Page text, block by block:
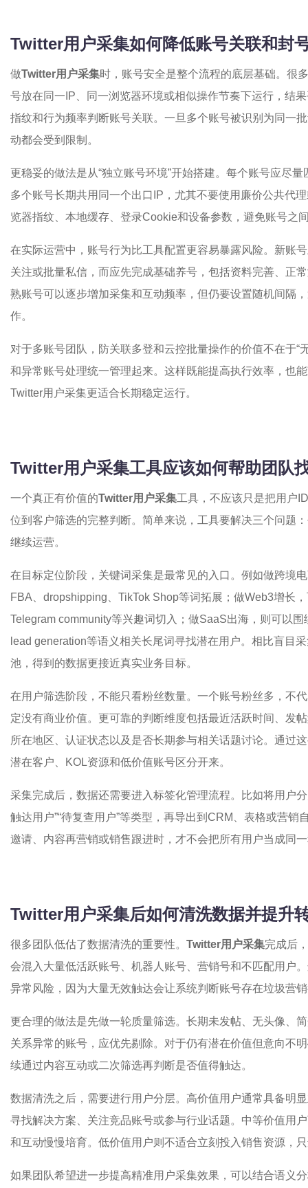
Twitter用户采集如何降低账号关联和封
做Twitter用户采集时，账号安全是整个流程的底层基础。很
号放在同一IP、同一浏览器环境或相似操作节奏下运行，结
指纹和行为频率判断账号关联。一旦多个账号被识别为同一
动都会受到限制。
更稳妥的做法是从“独立账号环境”开始搭建。每个账号应尽
多个账号长期共用同一个出口IP，尤其不要使用廉价公共代
览器指纹、本地缓存、登录Cookie和设备参数，避免账号之
在实际运营中，账号行为比工具配置更容易暴露风险。新账
关注或批量私信，而应先完成基础养号，包括资料完善、正
熟账号可以逐步增加采集和互动频率，但仍要设置随机间隔
作。
对于多账号团队，防关联多登和云控批量操作的价值不在于“
和异常账号处理统一管理起来。这样既能提高执行效率，也
Twitter用户采集更适合长期稳定运行。
Twitter用户采集工具应该如何帮助团队
一个真正有价值的Twitter用户采集工具，不应该只是把用户
位到客户筛选的完整判断。简单来说，工具要解决三个问题
继续运营。
在目标定位阶段，关键词采集是最常见的入口。例如做跨境
FBA、dropshipping、TikTok Shop等词拓展；做Web3增长
Telegram community等兴趣词切入；做SaaS出海，则可以
lead generation等语义相关长尾词寻找潜在用户。相比盲目
池，得到的数据更接近真实业务目标。
在用户筛选阶段，不能只看粉丝数量。一个账号粉丝多，不
定没有商业价值。更可靠的判断维度包括最近活跃时间、发
所在地区、认证状态以及是否长期参与相关话题讨论。通过
潜在客户、KOL资源和低价值账号区分开来。
采集完成后，数据还需要进入标签化管理流程。比如将用户分
触达用户”“待复查用户”等类型，再导出到CRM、表格或营
邀请、内容再营销或销售跟进时，才不会把所有用户当成同
Twitter用户采集后如何清洗数据并提升
很多团队低估了数据清洗的重要性。 Twitter用户采集完成后
会混入大量低活跃账号、机器人账号、营销号和不匹配用户
异常风险，因为大量无效触达会让系统判断账号存在垃圾营
更合理的做法是先做一轮质量筛选。长期未发帖、无头像、
关系异常的账号，应优先剔除。对于仍有潜在价值但意向不
续通过内容互动或二次筛选再判断是否值得触达。
数据清洗之后，需要进行用户分层。高价值用户通常具备明
寻找解决方案、关注竞品账号或参与行业话题。中等价值用
和互动慢慢培育。低价值用户则不适合立刻投入销售资源，
如果团队希望进一步提高精准用户采集效果，可以结合语义